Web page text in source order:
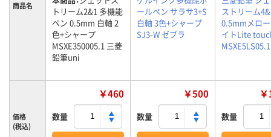
商品名
トリーム2&1 多機能
ペン 0.5mm 白軸 2
色+シャープ
MSXE350005.1 三菱
鉛筆uni
ールペン サラサ3+S
白軸 3色+シャープ
SJ3-W ゼブラ
ストリーム
0.5mmメロ
イトLite
価格
(税込)
￥460
数量
￥500
数量 数量